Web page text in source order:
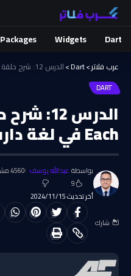
Dart
Widgets
Packages
عرب فلاتر>
Dart
>الدرس 12: شرح حلقة التكرار For Each في لغة دارت (Dart)
DART
Each في لغة دارت (Dart)
أخر تحديث 2024/11/15
بواسطة عبدالله يوسف 4560 مشاهدات
9
شارك